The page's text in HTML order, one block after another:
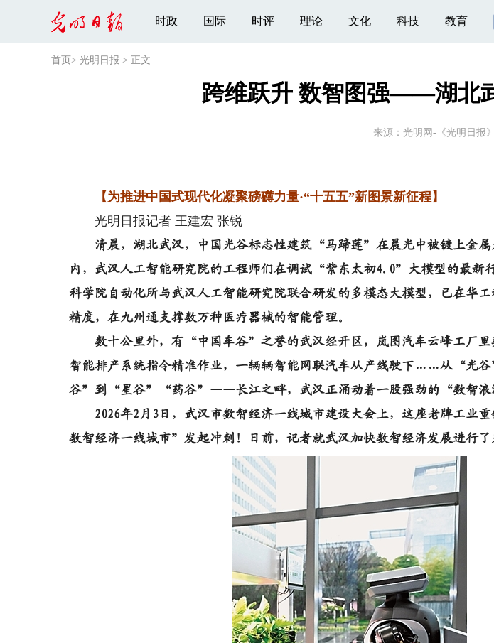
时政 国际 时评 理论 文化 科技 教育
首页 > 光明日报 > 正文
跨维跃升 数智图强——湖北
来源： 光明网-《光明日报》
【为推进中国式现代化凝聚磅礴力量·“十五五”新图景新征程】
光明日报记者 王建宏 张锐
清晨，湖北武汉，中国光谷标志性建筑“马蹄莲”在晨光中被镀上金属
内，武汉人工智能研究院的工程师们在调试“紫东太初4.0”大模型的最
科学院自动化所与武汉人工智能研究院联合研发的多模态大模型，已在华
精度，在九州通支撑数万种医疗器械的智能管理。
数十公里外，有“中国车谷”之誉的武汉经开区，岚图汽车云峰工厂里
智能排产系统指令精准作业，一辆辆智能网联汽车从产线驶下……从“
谷”到“星谷”“药谷”——长江之畔，武汉正涌动着一股强劲的“数智浪
2026年2月3日，武汉市数智经济一线城市建设大会上，这座老牌工业
数智经济一线城市”发起冲刺！日前，记者就武汉加快数智经济发展进行了